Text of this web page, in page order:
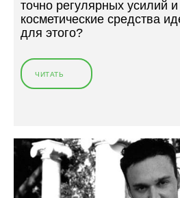
С
А
Н
А
Л
Ы
»
точно регулярных усилий
косметические средства
для этого?
ЧИТАТЬ
Т
5
С
Р
Е